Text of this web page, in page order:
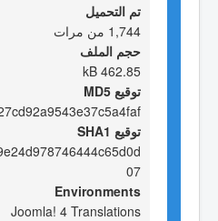
تم التحميل
1,744 من مرات
حجم الملف
462.85 kB
توقيع MD5
توقيع SHA1
07
Environments
Joomla! 4 Translations